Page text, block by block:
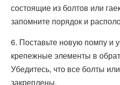
состоящие из болтов или
запомните порядок и
6. Поставьте новую помпу и
крепежные элементы в
Убедитесь, что все болты
закреплены.